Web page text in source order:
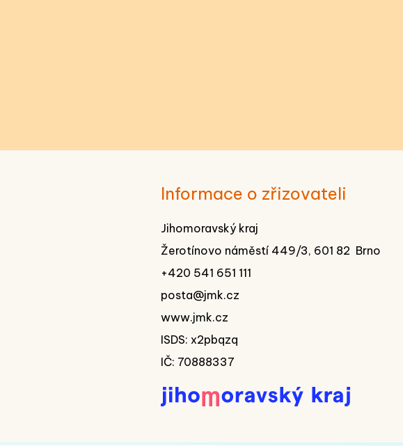
Informace o zřizovateli
Jihomoravský kraj
Žerotínovo náměstí 449/3, 601 82 Brno
+420 541 651 111
posta@jmk.cz
www.jmk.cz
ISDS: x2pbqzq
IČ: 70888337